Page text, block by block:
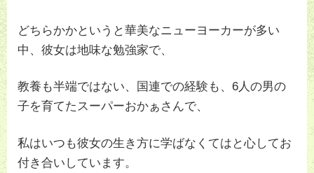
どちらかかというと華美なニューヨーカーが多い
中、彼女は地味な勉強家で、
教養も半端ではない、国連での経験も、6人の男の
子を育てたスーパーおかぁさんで、
私はいつも彼女の生き方に学ばなくてはと心してお
付き合いしています。